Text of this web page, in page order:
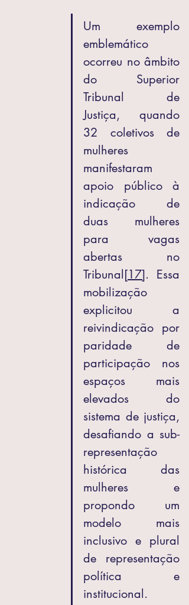
Um exemplo
emblemático
ocorreu no âmbito
do Superior
Tribunal de
Justiça, quando
32 coletivos de
mulheres
manifestaram
apoio público à
indicação de
duas mulheres
para vagas
abertas no
Tribunal[17]. Essa
mobilização
explicitou a
reivindicação por
paridade de
participação nos
espaços mais
elevados do
sistema de justiça,
desafiando a sub-
representação
histórica das
mulheres e
propondo um
modelo mais
inclusivo e plural
de representação
política e
institucional.